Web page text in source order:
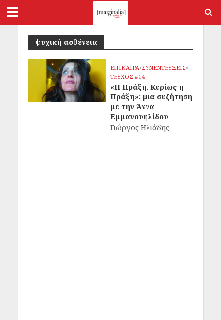
ψυχική ασθένεια
ΕΠΙΚΑΙΡΑ•ΣΥΝΕΝΤΕΥΞΕΙΣ•
ΤΕΥΧΟΣ #14
«Η Πράξη. Κυρίως η
Πράξη»: μια συζήτηση
με την Άννα
Εμμανουηλίδου
Γιώργος Ηλιάδης